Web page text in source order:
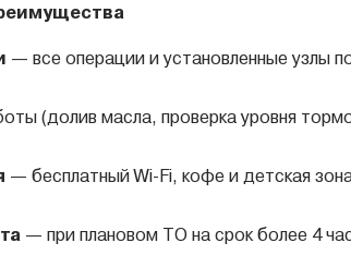
— все операции и установленные узлы
(долив масла, проверка уровня
— бесплатный Wi-Fi, кофе и детская
— при плановом ТО на срок более 4